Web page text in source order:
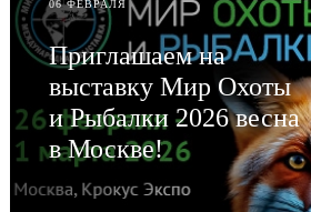
06 ФЕВРАЛЯ
Приглашаем на
выставку Мир Охоты
и Рыбалки 2026 весна
в Москве!